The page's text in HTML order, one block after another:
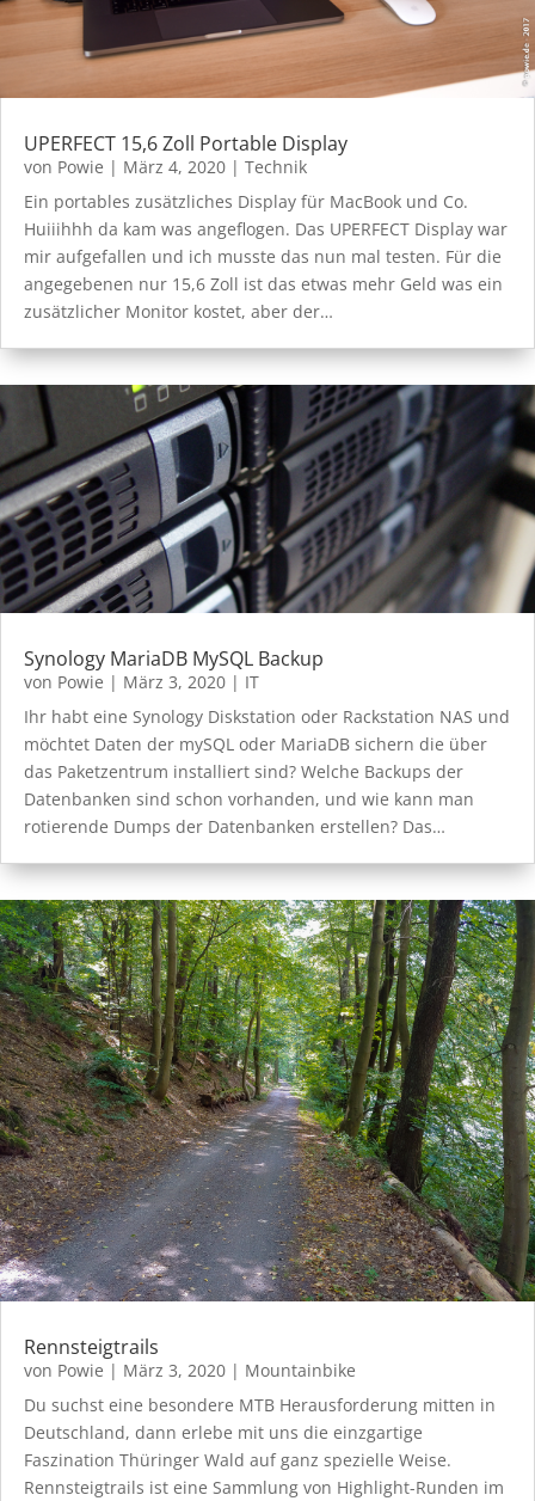
UPERFECT 15,6 Zoll Portable Display
von Powie | März 4, 2020 | Technik
Ein portables zusätzliches Display für MacBook und Co.
Huiiihhh da kam was angeflogen. Das UPERFECT Display war
mir aufgefallen und ich musste das nun mal testen. Für die
angegebenen nur 15,6 Zoll ist das etwas mehr Geld was ein
zusätzlicher Monitor kostet, aber der…
Synology MariaDB MySQL Backup
von Powie | März 3, 2020 | IT
Ihr habt eine Synology Diskstation oder Rackstation NAS und
möchtet Daten der mySQL oder MariaDB sichern die über
das Paketzentrum installiert sind? Welche Backups der
Datenbanken sind schon vorhanden, und wie kann man
rotierende Dumps der Datenbanken erstellen? Das…
Rennsteigtrails
von Powie | März 3, 2020 | Mountainbike
Du suchst eine besondere MTB Herausforderung mitten in
Deutschland, dann erlebe mit uns die einzgartige
Faszination Thüringer Wald auf ganz spezielle Weise.
Rennsteigtrails ist eine Sammlung von Highlight-Runden im